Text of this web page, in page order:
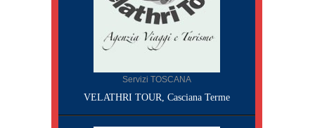
Servizi TOSCANA
VELATHRI TOUR, Casciana Terme